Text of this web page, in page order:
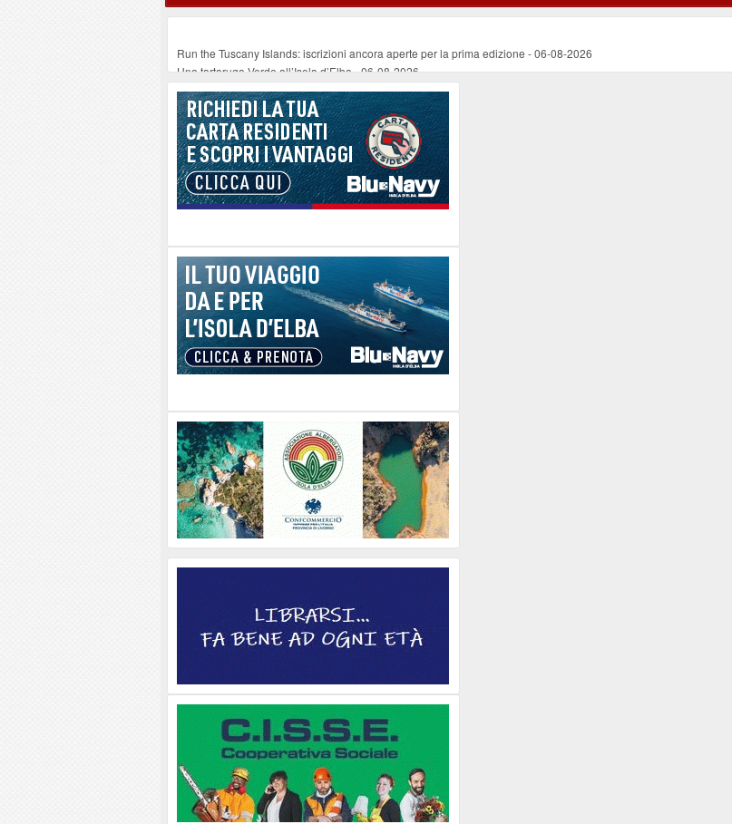
Run the Tuscany Islands: iscrizioni ancora aperte per la prima edizione -06-08-2026
Una tartaruga Verde all’Isola d’Elba-06-08-2026
Furgone in fiamme a Capoliveri, illeso il conducente-06-08-2026
Campo: chiusura della biblioteca comunale in occasione del Santo Patrono
A Carpani si apre la Festa di Liberazione: il programma della prima serata